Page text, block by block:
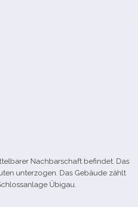
Nachbarschaft befin­det. Das
unter­zo­gen. Das Gebäude zählt
Übigau.